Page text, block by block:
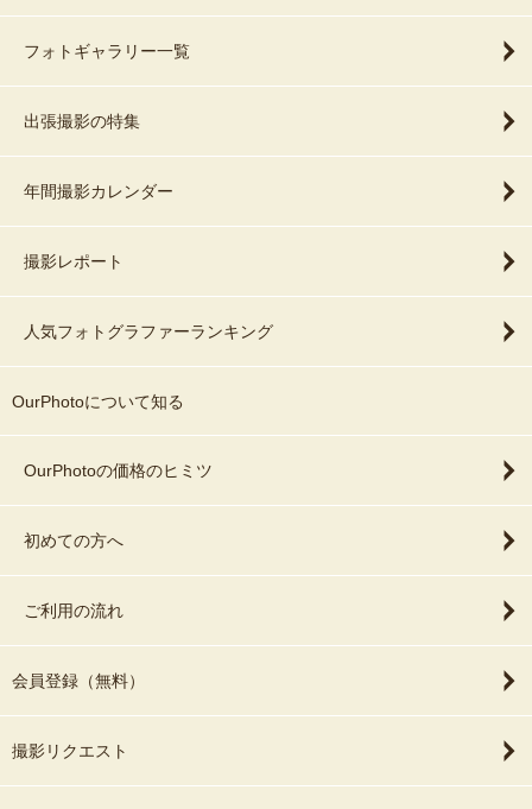
フォトギャラリー一覧
出張撮影の特集
年間撮影カレンダー
撮影レポート
人気フォトグラファーランキング
OurPhotoについて知る
OurPhotoの価格のヒミツ
初めての方へ
ご利用の流れ
会員登録（無料）
撮影リクエスト